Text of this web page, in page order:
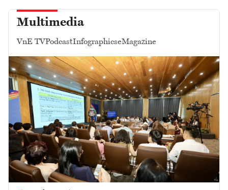
Multimedia
VnE TVPodcastInfographicseMagazine